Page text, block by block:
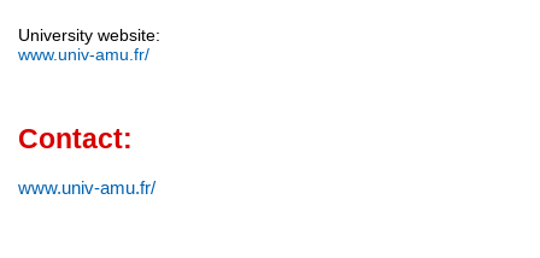
University website:
www.univ-amu.fr/
Contact:
www.univ-amu.fr/